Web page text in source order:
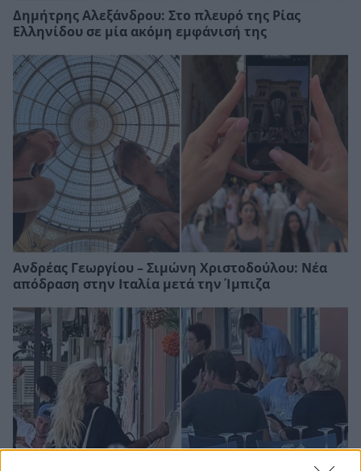
Δημήτρης Αλεξάνδρου: Στο πλευρό της Ρίας
Ελληνίδου σε μία ακόμη εμφάνισή της
Ανδρέας Γεωργίου – Σιμώνη Χριστοδούλου: Νέα
απόδραση στην Ιταλία μετά την Ίμπιζα